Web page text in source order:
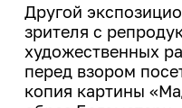
Другой
зрителя с
художественных
перед взором
копия картины